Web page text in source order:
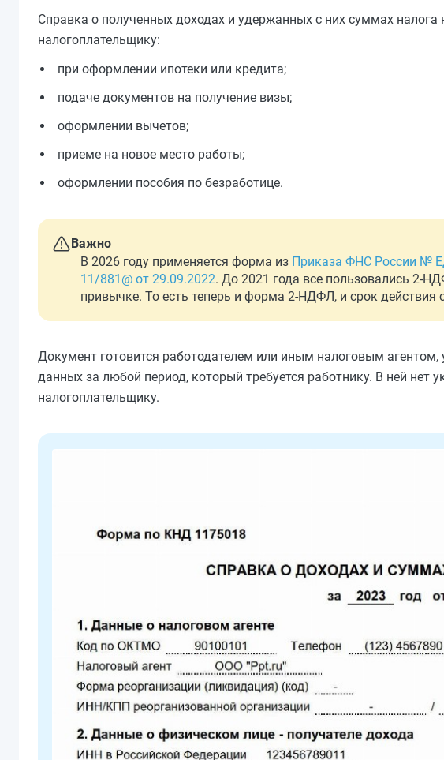
Справка о полученных доходах и удержанных с них суммах
налогоплательщику:
при оформлении ипотеки или кредита;
подаче документов на получение визы;
оформлении вычетов;
приеме на новое место работы;
оформлении пособия по безработице.
Важно
В 2026 году применяется форма из Приказа ФНС России №
11/881@ от 29.09.2022. До 2021 года все пользовались 2-
привычке. То есть теперь и форма 2-НДФЛ, и срок
Документ готовится работодателем или иным налоговым
данных за любой период, который требуется работнику. В ней нет
налогоплательщику.